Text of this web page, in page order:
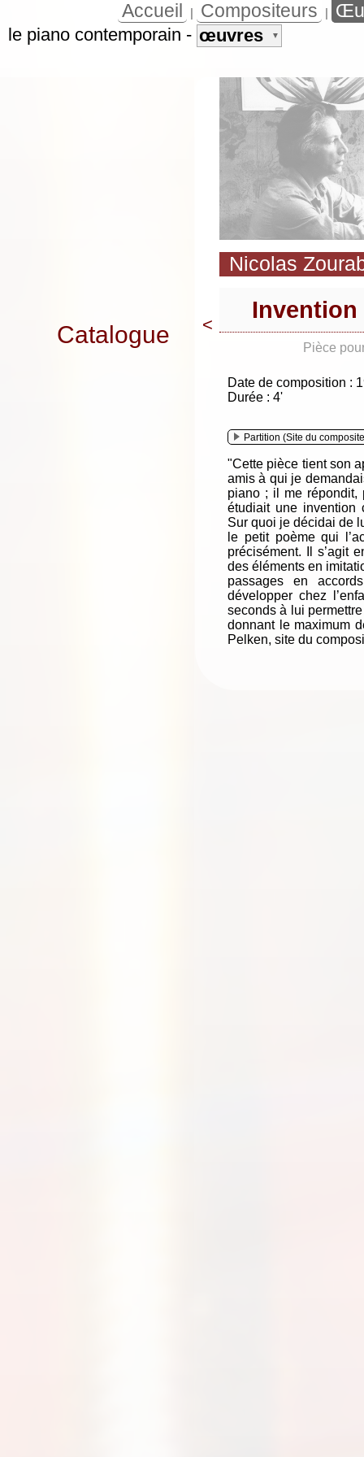
Accueil Compositeurs
Catalogue <
Nicolas
Pièce
Date de composition :
Durée : 4'
Partition (Site du
"Cette pièce tient son
amis à qui je
piano ; il me répondit,
étudiait une
Sur quoi je décidai de
le petit poème qui
précisément. Il s’agit
des éléments en
passages en
développer chez
seconds à lui
donnant le maximum
Pelken, site du
le piano contemporain - œuvres ▼